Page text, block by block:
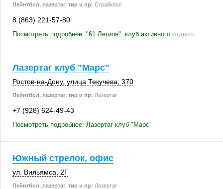
Пейнтбол, лазертаг, тир и пр: Страйкбол
8 (863) 221-57-80
Посмотреть подробнее: "61 Легион", клуб активного отдыха
Лазертаг клуб "Марс"
Ростов-на-Дону, улица Текучева 370
Пейнтбол, лазертаг, тир и пр: Лазертаг
+7 (928) 624-49-43
Посмотреть подробнее: Лазертаг клуб "Марс"
Южный стрелок, офис
ул. Вильямса, 2Г
Пейнтбол, лазертаг, тир и пр: Лазертаг